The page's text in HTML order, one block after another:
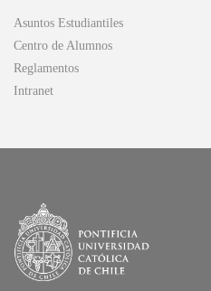
Asuntos Estudiantiles
Centro de Alumnos
Reglamentos
Intranet